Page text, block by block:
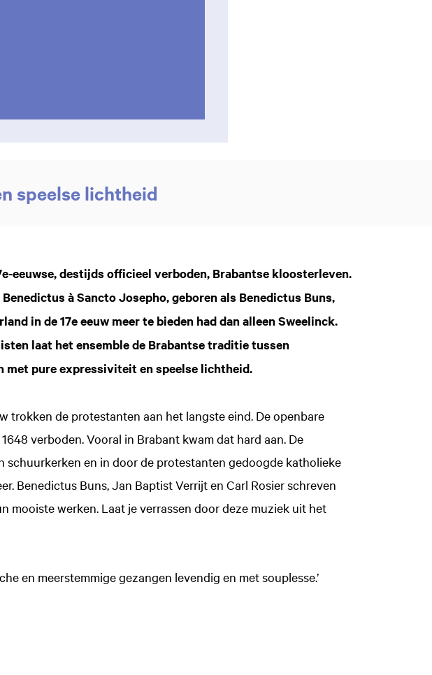
speelse lichtheid
eeuwse, destijds officieel verboden, Brabantse kloosterleven.
à Sancto Josepho, geboren als Benedictus Buns,
in de 17e eeuw meer te bieden had dan alleen Sweelinck.
laat het ensemble de Brabantse traditie tussen
met pure expressiviteit en speelse lichtheid.
trokken de protestanten aan het langste eind. De openbare
verboden. Vooral in Brabant kwam dat hard aan. De
schuurkerken en in door de protestanten gedoogde katholieke
Benedictus Buns, Jan Baptist Verrijt en Carl Rosier schreven
mooiste werken. Laat je verrassen door deze muziek uit het
en meerstemmige gezangen levendig en met souplesse.’